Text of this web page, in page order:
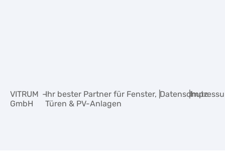
VITRUM
GmbH
–Ihr bester Partner für Fenster,
Türen & PV-Anlagen
|Datenschutz
|